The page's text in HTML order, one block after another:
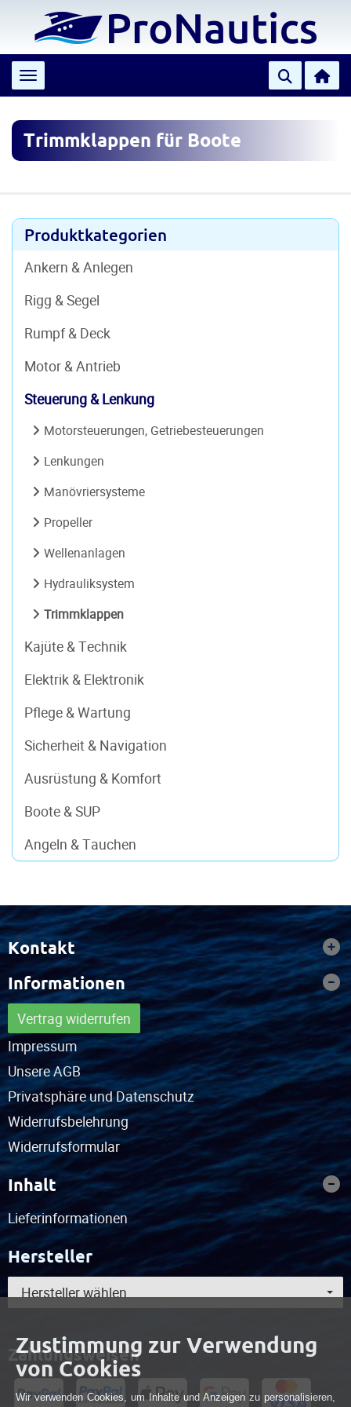
Toggle navigation
Trimmklappen für Boote
Produktkategorien
Ankern & Anlegen
Rigg & Segel
Rumpf & Deck
Motor & Antrieb
Steuerung & Lenkung
Motorsteuerungen, Getriebesteuerungen
Lenkungen
Manövriersysteme
Propeller
Wellenanlagen
Hydrauliksystem
Trimmklappen
Kajüte & Technik
Elektrik & Elektronik
Pflege & Wartung
Sicherheit & Navigation
Ausrüstung & Komfort
Boote & SUP
Angeln & Tauchen
Kontakt
Informationen
Vertrag widerrufen
Impressum
Unsere AGB
Privatsphäre und Datenschutz
Widerrufsbelehrung
Widerrufsformular
Inhalt
Lieferinformationen
Hersteller
Hersteller wählen
Zahlungsweisen
Zustimmung zur Verwendung
von Cookies
Wir verwenden Cookies, um Inhalte und Anzeigen zu personalisieren,